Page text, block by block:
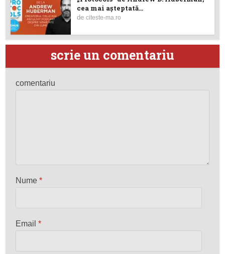
cea mai așteptată...
deciteste-ma.ro
scrie un comentariu
comentariu
Nume*
Email*